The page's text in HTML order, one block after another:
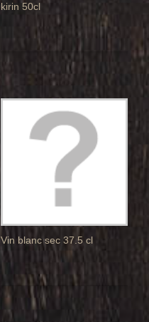
kirin 50cl
Vin blanc sec 37.5 cl